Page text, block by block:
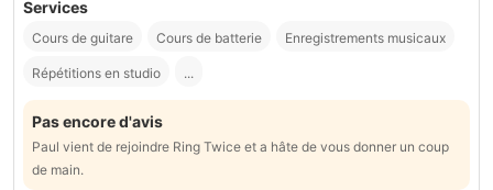
Services
Cours de guitare Cours de batterie Enregistrements musicaux
Répétitions en studio ...
Pas encore d'avis
Paul vient de rejoindre Ring Twice et a hâte de vous donner un coup
de main.